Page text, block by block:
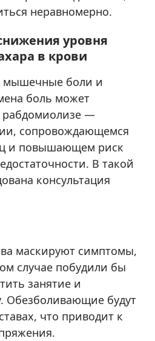
неравномерно.
уровня
в крови
мышечные боли и
боль может
рабдомиолизе —
сопровождающемся
и повышающем риск
В такой
консультация
маскируют симптомы,
случае побудили бы
занятие и
Обезболивающие будут
что приводит к